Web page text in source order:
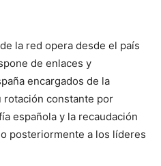
la red opera desde el país
de enlaces y
encargados de la
rotación constante por
española y la recaudación
posteriormente a los líderes